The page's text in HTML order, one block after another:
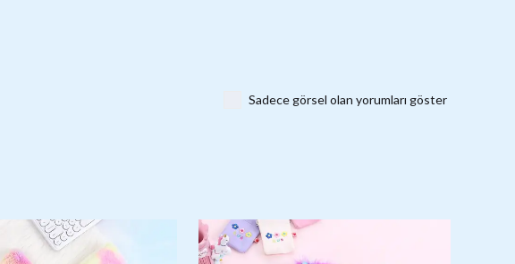
Sadece görsel olan yorumları göster